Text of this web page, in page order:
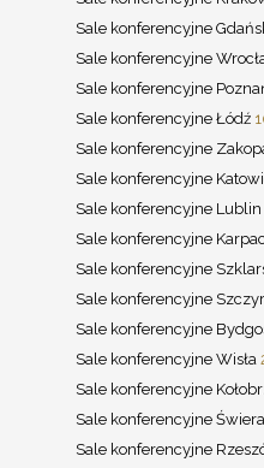
Sale konferencyjne
Sale konferencyjne
Sale konferencyjne
Sale konferencyjne Łódź
Sale konferencyjne
Sale konferencyjne
Sale konferencyjne Lublin
Sale konferencyjne
Sale konferencyjne
Sale konferencyjne
Sale konferencyjne
Sale konferencyjne Wisła
Sale konferencyjne
Sale konferencyjne
Sale konferencyjne